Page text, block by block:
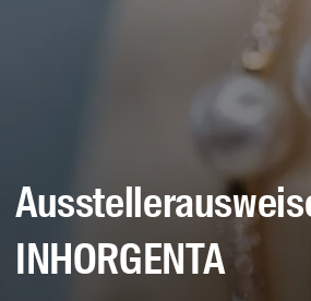
INHORGENTA